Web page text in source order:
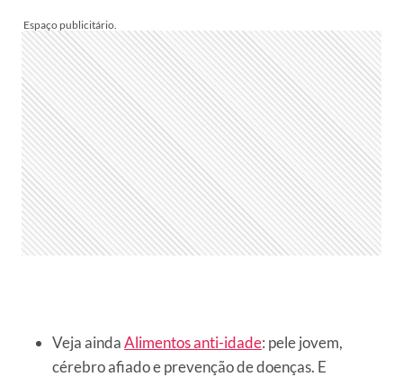
Veja aindaAlimentos anti-idade: pele jovem,
cérebro afiado e prevenção de doenças. E